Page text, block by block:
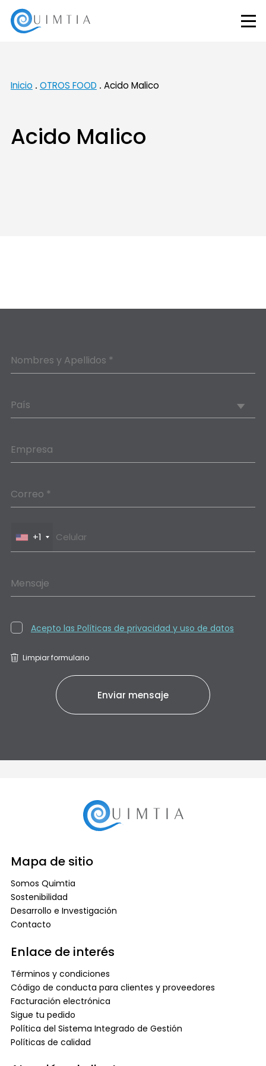
Inicio OTROS FOOD Acido Malico
Acido Malico
Nombres y Apellidos *
País
Empresa
Correo *
+1
Mensaje
Acepto las Políticas de privacidad y uso de datos
Limpiar formulario
Mapa de sitio
Somos Quimtia
Sostenibilidad
Desarrollo e Investigación
Contacto
Enlace de interés
Términos y condiciones
Código de conducta para clientes y proveedores
Facturación electrónica
Sigue tu pedido
Política del Sistema Integrado de Gestión
Políticas de calidad